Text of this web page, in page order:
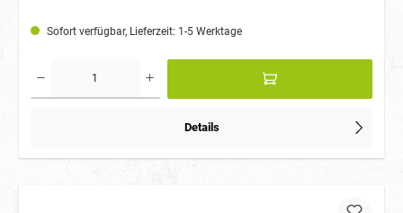
Sofort verfügbar, Lieferzeit: 1-5 Werktage
Details